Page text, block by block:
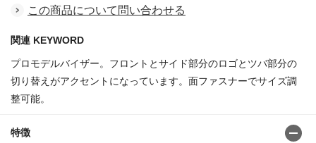
この商品について問い合わせる
関連 KEYWORD
プロモデルバイザー。フロントとサイド部分のロゴとツバ部分の
切り替えがアクセントになっています。面ファスナーでサイズ調
整可能。
特徴